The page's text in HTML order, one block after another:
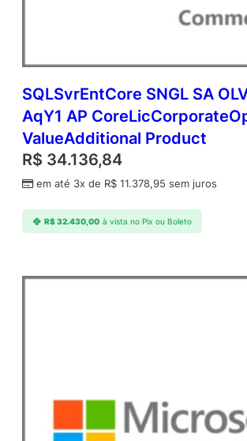
SQLSvrEntCore SNGL SA
AqY1 AP
ValueAdditional Product
R$ 34.136,84
em até 3x de R$ 11.378,95 sem juros
R$32.430,00 à vista no Pix ou Boleto